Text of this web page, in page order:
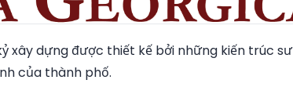
xây dựng được thiết kế bởi những kiến trúc sư
của thành phố.